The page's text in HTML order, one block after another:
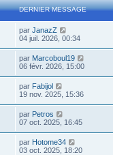
DERNIER MESSAGE
par JanazZ
04 juil. 2026, 00:34
par Marcoboul19
06 févr. 2026, 15:00
par Fabijol
19 nov. 2025, 15:36
par Petros
07 oct. 2025, 16:45
par Hotome34
03 oct. 2025, 18:20